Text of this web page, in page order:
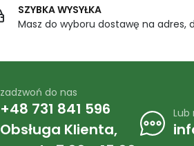
SZYBKA WYSYŁKA
Masz do wyboru dostawę na
zadzwoń do nas
+48 731 841 596
Obsługa Klienta,
Lub